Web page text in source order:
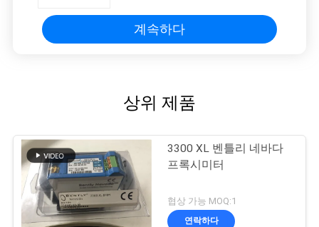
계속하다
상위 제품
3300 XL 벤틀리 네바다
프록시미터
협상 가능 MOQ:1
연락하다